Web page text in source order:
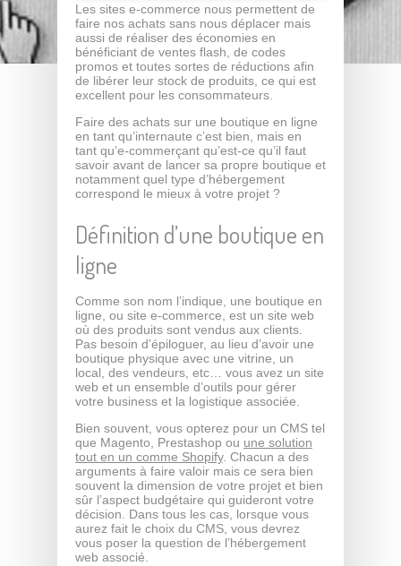
Les sites e-commerce nous permettent de
faire nos achats sans nous déplacer mais
aussi de réaliser des économies en
bénéficiant de ventes flash, de codes
promos et toutes sortes de réductions afin
de libérer leur stock de produits, ce qui est
excellent pour les consommateurs.
Faire des achats sur une boutique en ligne
en tant qu’internaute c’est bien, mais en
tant qu’e-commerçant qu’est-ce qu’il faut
savoir avant de lancer sa propre boutique et
notamment quel type d’hébergement
correspond le mieux à votre projet ?
Définition d’une boutique en
ligne
Comme son nom l’indique, une boutique en
ligne, ou site e-commerce, est un site web
où des produits sont vendus aux clients.
Pas besoin d’épiloguer, au lieu d’avoir une
boutique physique avec une vitrine, un
local, des vendeurs, etc… vous avez un site
web et un ensemble d’outils pour gérer
votre business et la logistique associée.
Bien souvent, vous opterez pour un CMS tel
que Magento, Prestashop ou une solution
tout en un comme Shopify. Chacun a des
arguments à faire valoir mais ce sera bien
souvent la dimension de votre projet et bien
sûr l’aspect budgétaire qui guideront votre
décision. Dans tous les cas, lorsque vous
aurez fait le choix du CMS, vous devrez
vous poser la question de l’hébergement
web associé.